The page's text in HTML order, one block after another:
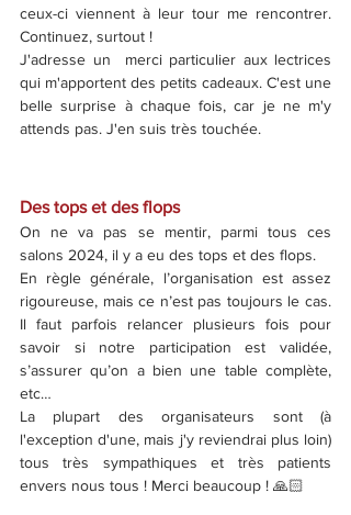
ceux-ci viennent à leur tour me rencontrer.
Continuez, surtout !
J'adresse un  merci particulier aux lectrices
qui m'apportent des petits cadeaux. C'est une
belle surprise à chaque fois, car je ne m'y
attends pas. J'en suis très touchée.
Des tops et des flops
On ne va pas se mentir, parmi tous ces
salons 2024, il y a eu des tops et des flops.
En règle générale, l’organisation est assez
rigoureuse, mais ce n’est pas toujours le cas.
Il faut parfois relancer plusieurs fois pour
savoir si notre participation est validée,
s’assurer qu’on a bien une table complète,
etc…
La plupart des organisateurs sont (à
l'exception d'une, mais j'y reviendrai plus loin)
tous très sympathiques et très patients
envers nous tous ! Merci beaucoup ! 🙏🏻